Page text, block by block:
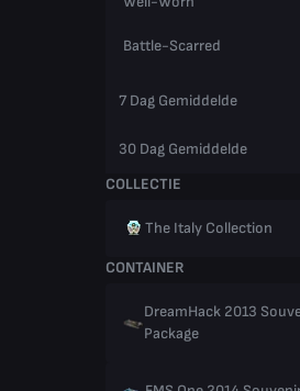
Battle-Scarred
7 Dag Gemiddelde
30 Dag Gemiddelde
COLLECTIE
The Italy Collection
CONTAINER
DreamHack 2013
Package